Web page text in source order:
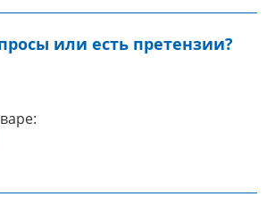
или есть претензии?